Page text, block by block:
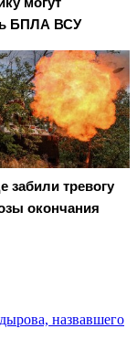
БПЛА ВСУ
забили тревогу
окончания
назвавшего